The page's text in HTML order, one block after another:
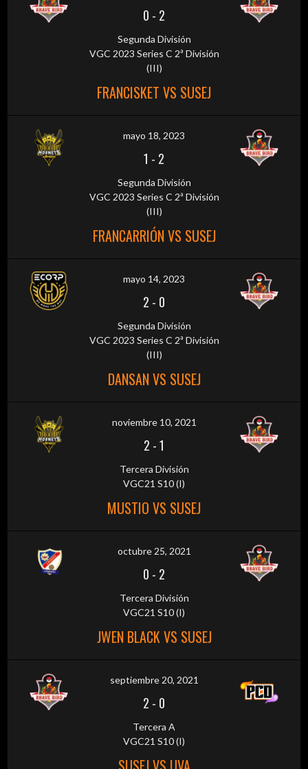
0 - 2
Segunda División
VGC 2023 Series C 2ª División
(III)
FRANCISKET VS SUSEJ
mayo 18, 2023
1 - 2
Segunda División
VGC 2023 Series C 2ª División
(III)
FRANCARRIÓN VS SUSEJ
mayo 14, 2023
2 - 0
Segunda División
VGC 2023 Series C 2ª División
(III)
DANSAN VS SUSEJ
noviembre 10, 2021
2 -1
Tercera División
VGC21 S10 (I)
MUSTIO VS SUSEJ
octubre 25, 2021
0 - 2
Tercera División
VGC21 S10 (I)
JWEN BLACK VS SUSEJ
septiembre 20, 2021
2 - 0
Tercera A
VGC21 S10 (I)